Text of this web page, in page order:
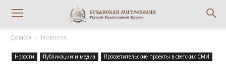
Домой Новости
Новости Публикации и медиа Просветительские проекты в светских СМИ